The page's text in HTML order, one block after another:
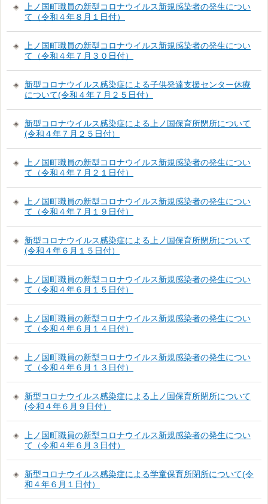
上ノ国町職員の新型コロナウイルス新規感染者の発生につい
て（令和４年８月１日付）
上ノ国町職員の新型コロナウイルス新規感染者の発生につい
て（令和４年７月３０日付）
新型コロナウイルス感染症による子供発達支援センター休療
について(令和４年７月２５日付）
新型コロナウイルス感染症による上ノ国保育所閉所について
(令和４年７月２５日付）
上ノ国町職員の新型コロナウイルス新規感染者の発生につい
て（令和４年７月２１日付）
上ノ国町職員の新型コロナウイルス新規感染者の発生につい
て（令和４年７月１９日付）
新型コロナウイルス感染症による上ノ国保育所閉所について
(令和４年６月１５日付）
上ノ国町職員の新型コロナウイルス新規感染者の発生につい
て（令和４年６月１５日付）
上ノ国町職員の新型コロナウイルス新規感染者の発生につい
て（令和４年６月１４日付）
上ノ国町職員の新型コロナウイルス新規感染者の発生につい
て（令和４年６月１３日付）
新型コロナウイルス感染症による上ノ国保育所閉所について
(令和４年６月９日付）
上ノ国町職員の新型コロナウイルス新規感染者の発生につい
て（令和４年６月３日付）
新型コロナウイルス感染症による学童保育所閉所について(令
和４年６月１日付）